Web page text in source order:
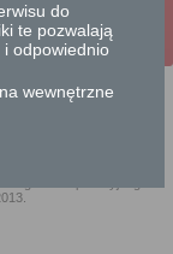
Pełna wersja strony
Europejskiego
do
te pozwalają
odpowiednio
wewnętrzne